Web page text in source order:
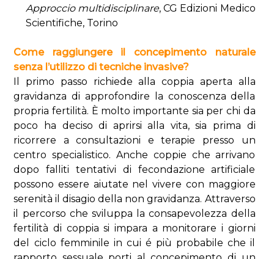
Approccio multidisciplinare, CG Edizioni Medico
Scientifiche, Torino
Come raggiungere il concepimento naturale
senza l’utilizzo di tecniche invasive?
Il primo passo richiede alla coppia aperta alla
gravidanza di approfondire la conoscenza della
propria fertilità. È molto importante sia per chi da
poco ha deciso di aprirsi alla vita, sia prima di
ricorrere a consultazioni e terapie presso un
centro specialistico. Anche coppie che arrivano
dopo falliti tentativi di fecondazione artificiale
possono essere aiutate nel vivere con maggiore
serenità il disagio della non gravidanza. Attraverso
il percorso che sviluppa la consapevolezza della
fertilità di coppia si impara a monitorare i giorni
del ciclo femminile in cui é più probabile che il